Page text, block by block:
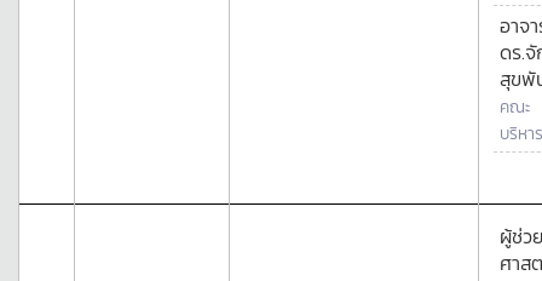
อาจ
ดร.
สุขพั
คณะ
บริหา
ผู้ช่วย
ศาส